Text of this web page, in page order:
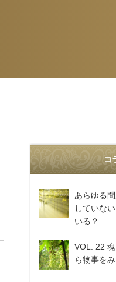
コ
あらゆる
していな
いる？
VOL. 22
ら物事を